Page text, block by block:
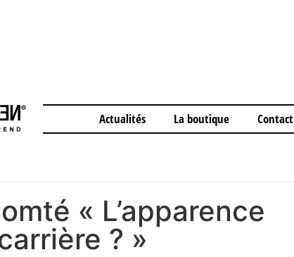
Actualités La boutique Contact
« L’apparence
? »